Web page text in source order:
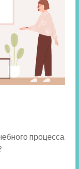
процесса